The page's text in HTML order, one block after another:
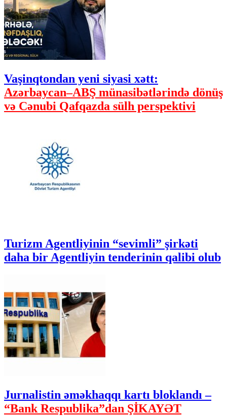
Vaşinqtondan yeni siyasi xətt:
Azərbaycan–ABŞ münasibətlərində dönüş
və Cənubi Qafqazda sülh perspektivi
Turizm Agentliyinin “sevimli” şirkəti
daha bir Agentliyin tenderinin qalibi olub
Jurnalistin əməkhaqqı kartı bloklandı –
“Bank Respublika”dan ŞİKAYƏT